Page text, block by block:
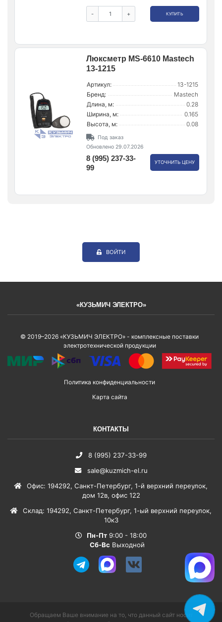
- + КУПИТЬ
Люксметр MS-6610 Mastech
13-1215
Артикул:
13-1215
Бренд:
Mastech
Длина, м:
0.28
Ширина, м:
0.165
Высота, м:
0.08
Под заказ
Обновлено 29.07.2026
8 (995) 237-33-
99
УТОЧНИТЬ ЦЕНУ
ВОЙТИ
«КУЗЬМИЧ ЭЛЕКТРО»
© 2019–2026 «КУЗЬМИЧ ЭЛЕКТРО» - комплексные поставки
электротехнической продукции
Политика конфиденциальности
Карта сайта
КОНТАКТЫ
8 (995) 237-33-99
sale@kuzmich-el.ru
Офис: 194292, Санкт-Петербург, 1-й верхний переулок,
дом 12в, офис 122
Склад: 194292, Санкт-Петербург, 1-ый верхний переулок,
10к3
Пн-Пт 9:00 - 18:00
Сб-Вс Выходной
Обращаем Ваше внимание на то, что данный сайт носит